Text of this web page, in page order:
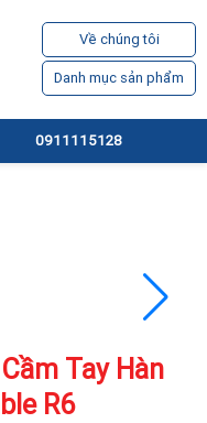
Về chúng tôi
Danh mục sản phẩm
0911115128
Tay Hàn
R6